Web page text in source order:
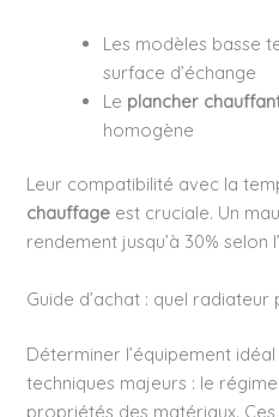
Les modèles basse
surface d’échange
Le plancher
homogène
Leur compatibilité avec la
chauffage est cruciale. Un
rendement jusqu’à 30% selon
Guide d’achat : quel
Déterminer l’équipement
techniques majeurs : le
propriétés des matériaux.